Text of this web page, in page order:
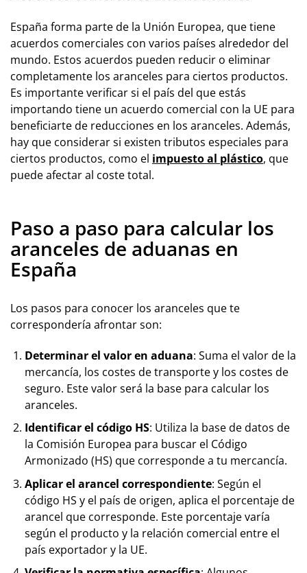
España forma parte de la Unión Europea, que tiene
acuerdos comerciales con varios países alrededor del
mundo. Estos acuerdos pueden reducir o eliminar
completamente los aranceles para ciertos productos.
Es importante verificar si el país del que estás
importando tiene un acuerdo comercial con la UE para
beneficiarte de reducciones en los aranceles. Además,
hay que considerar si existen tributos especiales para
ciertos productos, como el impuesto al plástico, que
puede afectar al coste total.
Paso a paso para calcular los
aranceles de aduanas en
España
Los pasos para conocer los aranceles que te
correspondería afrontar son:
Determinar el valor en aduana: Suma el valor de la
mercancía, los costes de transporte y los costes de
seguro. Este valor será la base para calcular los
aranceles.
Identificar el código HS: Utiliza la base de datos de
la Comisión Europea para buscar el Código
Armonizado (HS) que corresponde a tu mercancía.
Aplicar el arancel correspondiente: Según el
código HS y el país de origen, aplica el porcentaje de
arancel que corresponde. Este porcentaje varía
según el producto y la relación comercial entre el
país exportador y la UE.